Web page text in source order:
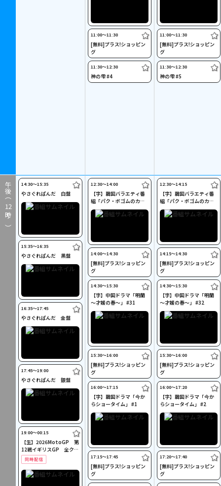
午後（
12
時～）
11:00〜11:30
[無料]プラス!ショッピン
グ
11:30〜12:30
神の雫 #4
11:00〜11:30
[無料]プラス!ショッピン
グ
11:30〜12:30
神の雫 #5
14:30〜15:35
やさぐれぱんだ 白盤
15:35〜16:35
やさぐれぱんだ 黒盤
16:35〜17:45
やさぐれぱんだ 金盤
17:45〜19:00
やさぐれぱんだ 銀盤
19:00〜00:15
【生】2026MotoGP 第
12戦イギリスGP 全クラ
ス決勝
12:30〜14:00
【字】韓国バラエティ番
組「パク・ボゴムのカン
タービレ」 #18
14:00〜14:30
[無料]プラス!ショッピン
グ
14:30〜15:30
【字】中国ドラマ「明蘭
～才媛の春～」 #31
15:30〜16:00
[無料]プラス!ショッピン
グ
16:00〜17:15
【字】韓国ドラマ「今か
らショータイム」 #1
17:15〜17:45
[無料]プラス!ショッピン
グ
12:30〜14:15
【字】韓国バラエティ番
組「パク・ボゴムのカン
タービレ」 #19
14:15〜14:30
[無料]プラス!ショッピン
グ
14:30〜15:30
【字】中国ドラマ「明蘭
～才媛の春～」 #32
15:30〜16:00
[無料]プラス!ショッピン
グ
16:00〜17:20
【字】韓国ドラマ「今か
らショータイム」 #2
17:20〜17:40
[無料]プラス!ショッピン
グ